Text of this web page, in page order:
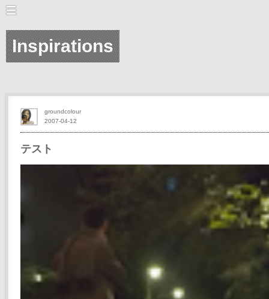
Inspirations
テスト
2007-04-12
groundcolour